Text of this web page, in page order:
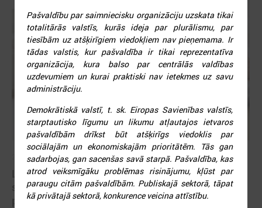
2026. gada 07. jūlijs
LPS un Labklājības ministrija pārrunā DigiSoc
sadarbības līguma nosacījumus un datu
pārvaldību
Pašvaldību par saimniecisku organizāciju uzskata tikai
totalitārās valstīs, kurās ideja par plurālismu, par
tiesībām uz atšķirīgiem viedokļiem nav pieņemama. Ir
tādas valstis, kur pašvaldība ir tikai reprezentatīva
organizācija, kura balso par centrālās valdības
uzdevumiem un kurai praktiski nav ietekmes uz savu
administrāciju.
Demokrātiskā valstī, t. sk. Eiropas Savienības valstīs,
starptautisko līgumu un likumu atļautajos ietvaros
pašvaldībām drīkst būt atšķirīgs viedoklis par
sociālajām un ekonomiskajām prioritātēm. Tās gan
sadarbojas, gan sacenšas savā starpā. Pašvaldība, kas
atrod veiksmīgāku problēmas risinājumu, kļūst par
paraugu citām pašvaldībām. Publiskajā sektorā, tāpat
kā privātajā sektorā, konkurence veicina attīstību.